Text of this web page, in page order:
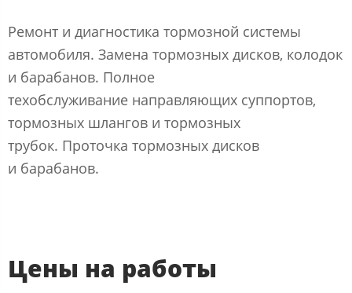
Ремонт и диагностика тормозной системы
автомобиля. Замена тормозных дисков, колодок
и барабанов. Полное
техобслуживание направляющих суппортов,
тормозных шлангов и тормозных
трубок. Проточка тормозных дисков
и барабанов.
Цены на работы